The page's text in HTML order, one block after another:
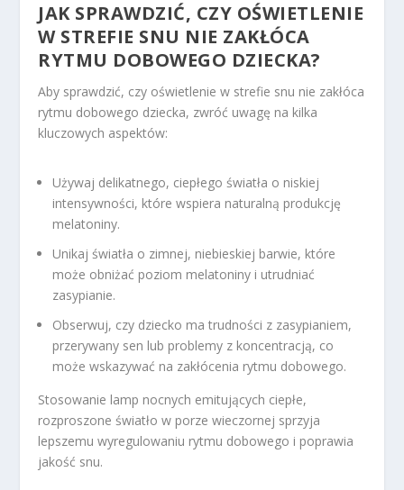
JAK SPRAWDZIĆ, CZY OŚWIETLENIE
W STREFIE SNU NIE ZAKŁÓCA
RYTMU DOBOWEGO DZIECKA?
Aby sprawdzić, czy oświetlenie w strefie snu nie zakłóca
rytmu dobowego dziecka, zwróć uwagę na kilka
kluczowych aspektów:
Używaj delikatnego, ciepłego światła o niskiej
intensywności, które wspiera naturalną produkcję
melatoniny.
Unikaj światła o zimnej, niebieskiej barwie, które
może obniżać poziom melatoniny i utrudniać
zasypianie.
Obserwuj, czy dziecko ma trudności z zasypianiem,
przerywany sen lub problemy z koncentracją, co
może wskazywać na zakłócenia rytmu dobowego.
Stosowanie lamp nocnych emitujących ciepłe,
rozproszone światło w porze wieczornej sprzyja
lepszemu wyregulowaniu rytmu dobowego i poprawia
jakość snu.